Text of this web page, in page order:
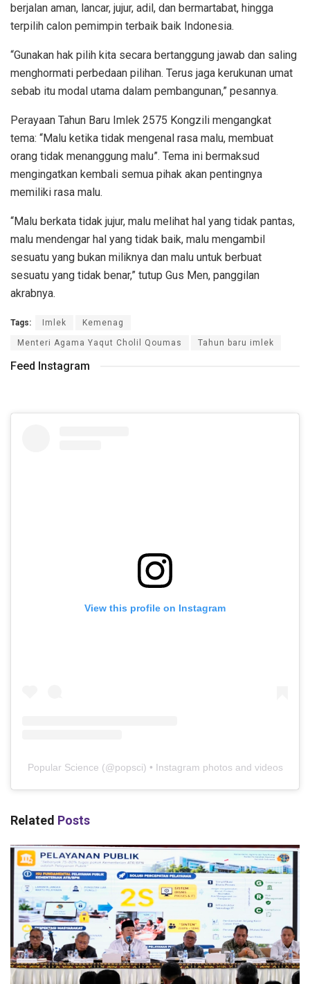
berjalan aman, lancar, jujur, adil, dan bermartabat, hingga
terpilih calon pemimpin terbaik baik Indonesia.
“Gunakan hak pilih kita secara bertanggung jawab dan saling
menghormati perbedaan pilihan. Terus jaga kerukunan umat
sebab itu modal utama dalam pembangunan,” pesannya.
Perayaan Tahun Baru Imlek 2575 Kongzili mengangkat
tema: “Malu ketika tidak mengenal rasa malu, membuat
orang tidak menanggung malu”. Tema ini bermaksud
mengingatkan kembali semua pihak akan pentingnya
memiliki rasa malu.
“Malu berkata tidak jujur, malu melihat hal yang tidak pantas,
malu mendengar hal yang tidak baik, malu mengambil
sesuatu yang bukan miliknya dan malu untuk berbuat
sesuatu yang tidak benar,” tutup Gus Men, panggilan
akrabnya.
Tags: Imlek Kemenag
Menteri Agama Yaqut Cholil Qoumas Tahun baru imlek
Feed Instagram
View this profile on Instagram
Popular Science (@popsci) • Instagram photos and videos
Related Posts